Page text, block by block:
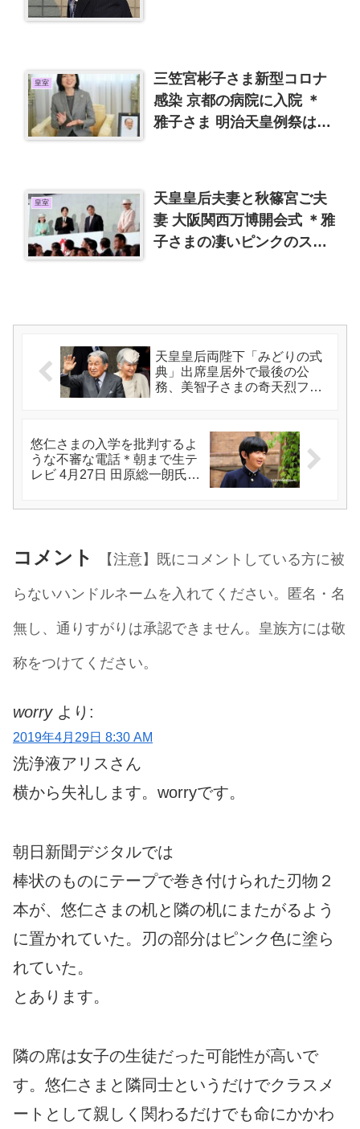
皇室
三笠宮彬子さま新型コロナ
感染 京都の病院に入院 ＊
雅子さま 明治天皇例祭はお
皇室
天皇皇后夫妻と秋篠宮ご夫
妻 大阪関西万博開会式 ＊雅
子さまの凄いピンクのスー
天皇皇后両陛下「みどりの式
典」出席皇居外で最後の公
務、美智子さまの奇天烈ファ
悠仁さまの入学を批判するよ
うな不審な電話＊朝まで生テ
レビ 4月27日 田原総一朗氏は
コメント
【注意】既にコメントしている方に被
らないハンドルネームを入れてください。匿名・名
無し、通りすがりは承認できません。皇族方には敬
称をつけてください。
worry より:
2019年4月29日 8:30 AM
洗浄液アリスさん
横から失礼します。worryです。
朝日新聞デジタルでは
棒状のものにテープで巻き付けられた刃物２
本が、悠仁さまの机と隣の机にまたがるよう
に置かれていた。刃の部分はピンク色に塗ら
れていた。
とあります。
隣の席は女子の生徒だった可能性が高いで
す。悠仁さまと隣同士というだけでクラスメ
ートとして親しく関わるだけでも命にかかわ